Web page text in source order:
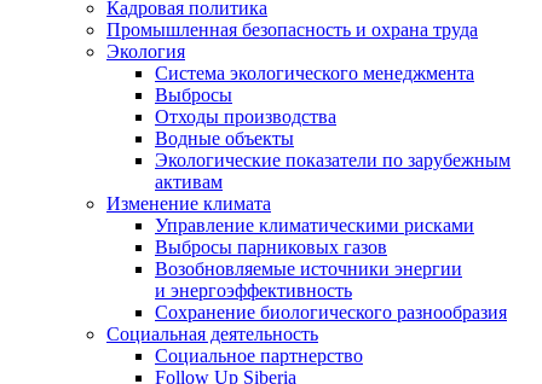
Кадровая политика
Промышленная безопасность и охрана труда
Экология
Система экологического менеджмента
Выбросы
Отходы производства
Водные объекты
Экологические показатели по зарубежным
активам
Изменение климата
Управление климатическими рисками
Выбросы парниковых газов
Возобновляемые источники энергии
и энергоэффективность
Сохранение биологического разнообразия
Социальная деятельность
Социальное партнерство
Follow Up Siberia